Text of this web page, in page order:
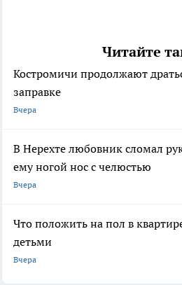
Читайте
Костромичи продолжают
заправке
Вчера
В Нерехте любовник сломал
ему ногой нос с челюстью
Вчера
Что положить на пол в
детьми
Вчера